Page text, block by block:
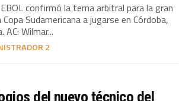
confirmó la terna arbitral para la gran
Sudamericana a jugarse en Córdoba,
AC: Wilmar...
2
del nuevo técnico del